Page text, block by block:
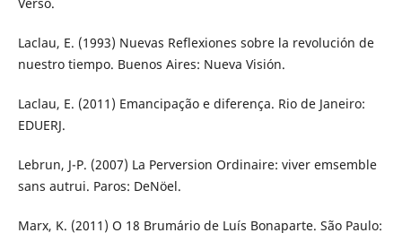
Laclau, E. (1993) Nuevas Reflexiones sobre la revolución de
nuestro tiempo. Buenos Aires: Nueva Visión.
Laclau, E. (2011) Emancipação e diferença. Rio de Janeiro:
EDUERJ.
Lebrun, J-P. (2007) La Perversion Ordinaire: viver emsemble
sans autrui. Paros: DeNöel.
Marx, K. (2011) O 18 Brumário de Luís Bonaparte. São Paulo: